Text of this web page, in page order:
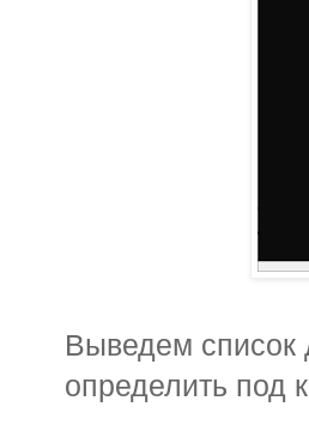
Выведем список
определить под